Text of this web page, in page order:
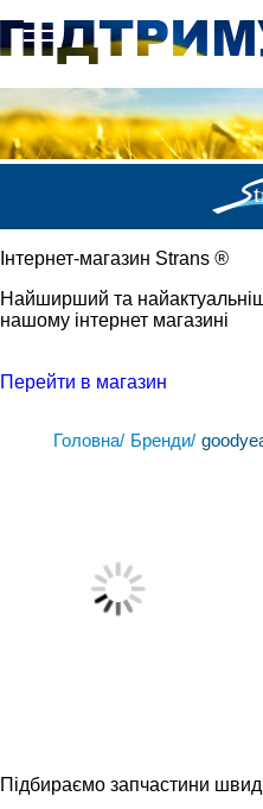
Iнтернет-магазин Strans ®
Найширший та
нашому інтернет магазині
Перейти в магазин
Головна/ Бренди/
Підбираємо запчастини